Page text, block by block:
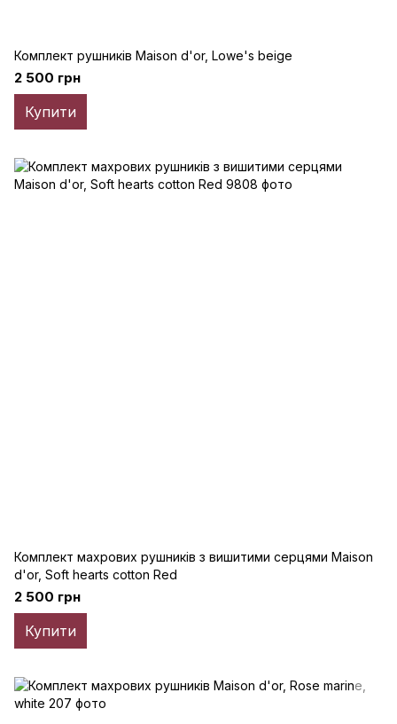
Комплект рушників Maison d'or, Lowe's beige
2 500 грн
Купити
Комплект махрових рушників з вишитими серцями Maison
d'or, Soft hearts cotton Red
2 500 грн
Купити